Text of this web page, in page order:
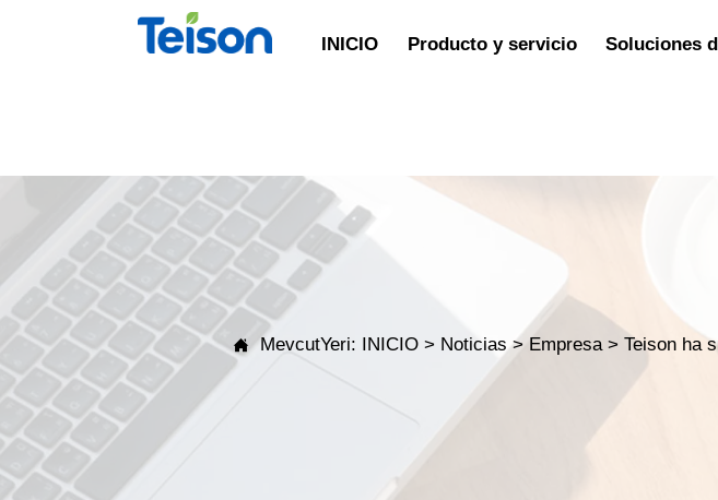
INICIO Producto y servicio Soluciones
 MevcutYeri: INICIO > Noticias > Empresa >Teison ha